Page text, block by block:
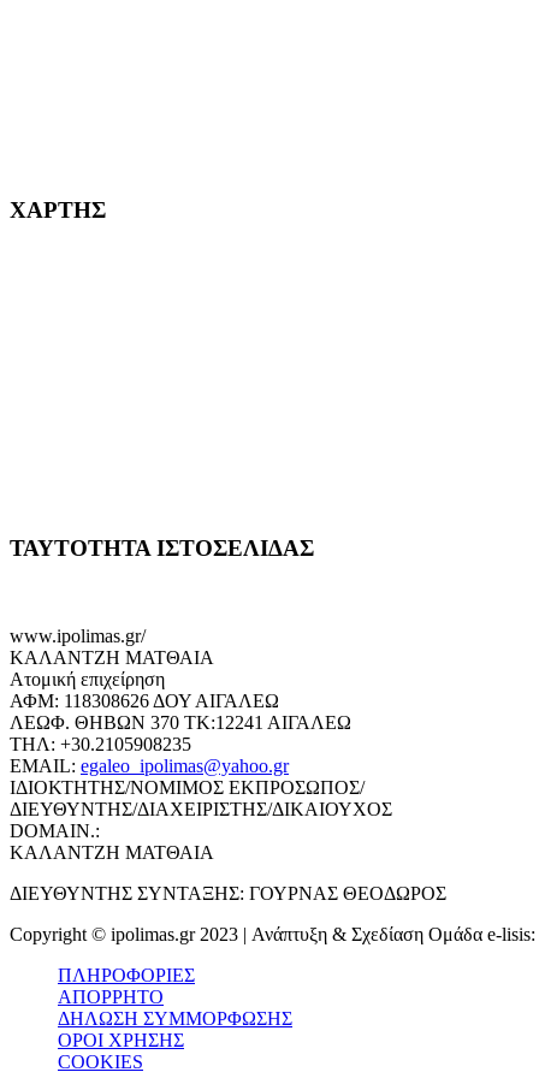
ΧΑΡΤΗΣ
ΤΑΥΤΟΤΗΤΑ ΙΣΤΟΣΕΛΙΔΑΣ
www.ipolimas.gr/
ΚΑΛΑΝΤΖΗ ΜΑΤΘΑΙΑ
Ατομική επιχείρηση
ΑΦΜ: 118308626 ΔΟΥ ΑΙΓΑΛΕΩ
ΛΕΩΦ. ΘΗΒΩΝ 370 ΤΚ:12241 ΑΙΓΑΛΕΩ
ΤΗΛ: +30.2105908235
EMAIL: egaleo_ipolimas@yahoo.gr
ΙΔΙΟΚΤΗΤΗΣ/ΝΟΜΙΜΟΣ ΕΚΠΡΟΣΩΠΟΣ/
ΔΙΕΥΘΥΝΤΗΣ/ΔΙΑΧΕΙΡΙΣΤΗΣ/ΔΙΚΑΙΟΥΧΟΣ
DOMAIN.:
ΚΑΛΑΝΤΖΗ ΜΑΤΘΑΙΑ
ΔΙΕΥΘΥΝΤΗΣ ΣΥΝΤΑΞΗΣ: ΓΟΥΡΝΑΣ ΘΕΟΔΩΡΟΣ
Copyright © ipolimas.gr 2023 | Ανάπτυξη & Σχεδίαση Ομάδα e-lisis:
ΠΛΗΡΟΦΟΡΙΕΣ
ΑΠΟΡΡΗΤΟ
ΔΗΛΩΣΗ ΣΥΜΜΟΡΦΩΣΗΣ
ΟΡΟΙ ΧΡΗΣΗΣ
COOKIES